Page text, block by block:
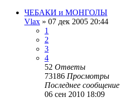
ЧЕБАКИ и МОНГОЛЫ
Vlax » 07 дек 2005 20:44
1
2
3
4
52 Ответы
73186 Просмотры
Последнее сообщение
06 сен 2010 18:09